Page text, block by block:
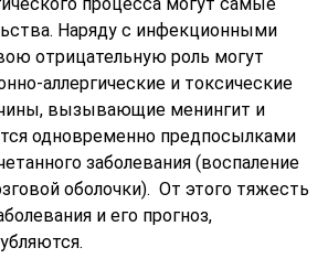
Наряду с инфекционными
отрицательную роль могут
аллергические и токсические
вызывающие менингит и
одновременно предпосылками
заболевания (воспаление
оболочки). От этого тяжесть
и его прогноз,